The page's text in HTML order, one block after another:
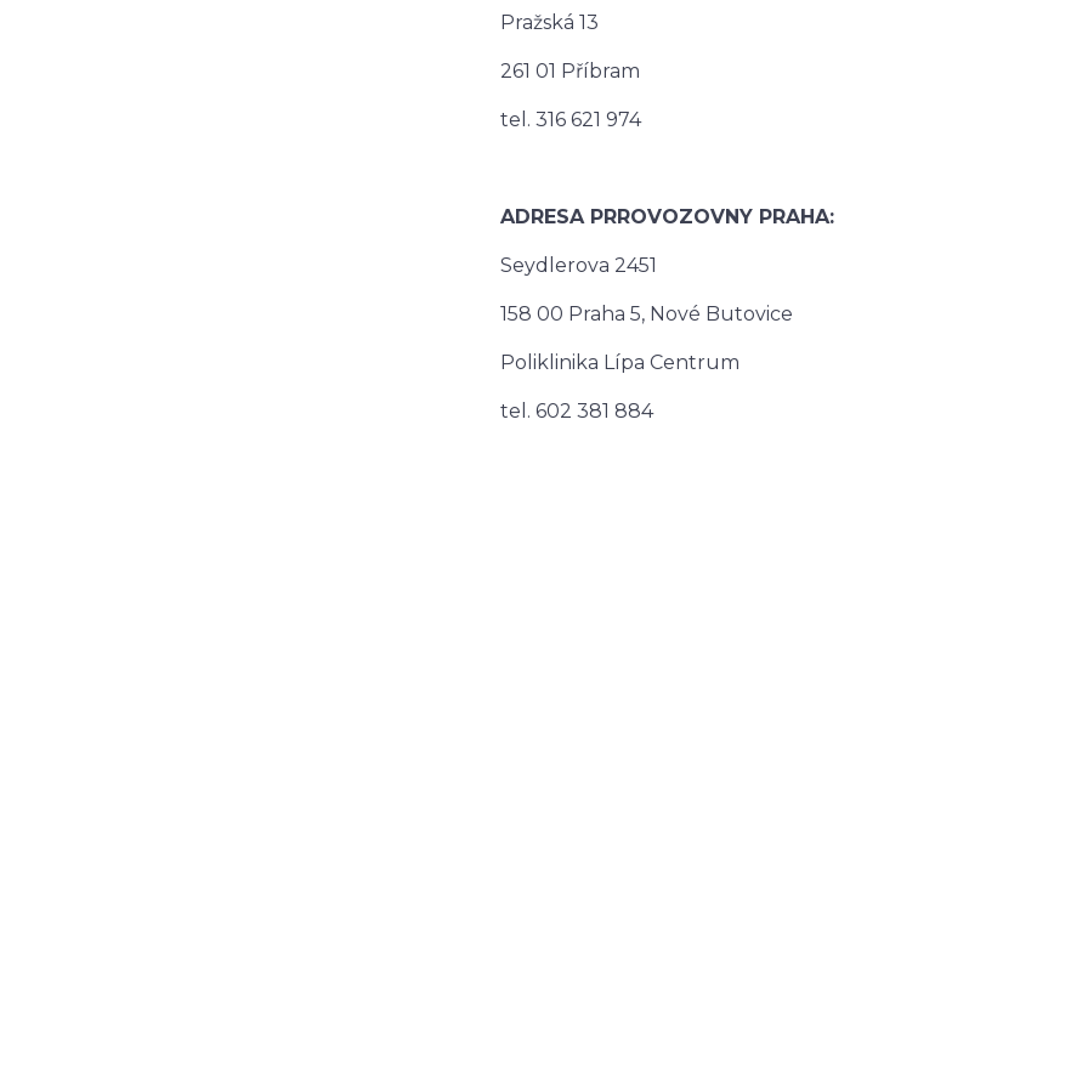
Pražská 13
261 01 Příbram
tel. 316 621 974
ADRESA PRROVOZOVNY PRAHA:
Seydlerova 2451
158 00 Praha 5, Nové Butovice
Poliklinika Lípa Centrum
tel. 602 381 884